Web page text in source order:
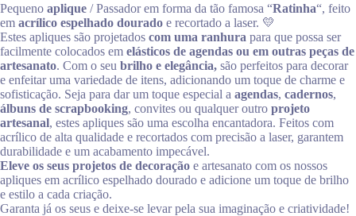
Pequeno aplique / Passador em forma da tão famosa “Ratinha“, feito
em acrílico espelhado dourado e recortado a laser. 💛
Estes apliques são projetados com uma ranhura para que possa ser
facilmente colocados em elásticos de agendas ou em outras peças de
artesanato. Com o seu brilho e elegância, são perfeitos para decorar
e enfeitar uma variedade de itens, adicionando um toque de charme e
sofisticação. Seja para dar um toque especial a agendas, cadernos,
álbuns de scrapbooking, convites ou qualquer outro projeto
artesanal, estes apliques são uma escolha encantadora. Feitos com
acrílico de alta qualidade e recortados com precisão a laser, garantem
durabilidade e um acabamento impecável.
Eleve os seus projetos de decoração e artesanato com os nossos
apliques em acrílico espelhado dourado e adicione um toque de brilho
e estilo a cada criação.
Garanta já os seus e deixe-se levar pela sua imaginação e criatividade!